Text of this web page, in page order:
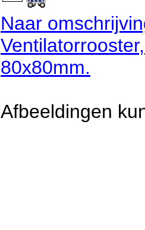
Naar
80x80mm.
Afbeeldingen